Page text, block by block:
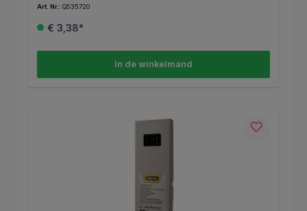
Art. Nr.: Q535720
€ 3,38*
In de winkelmand